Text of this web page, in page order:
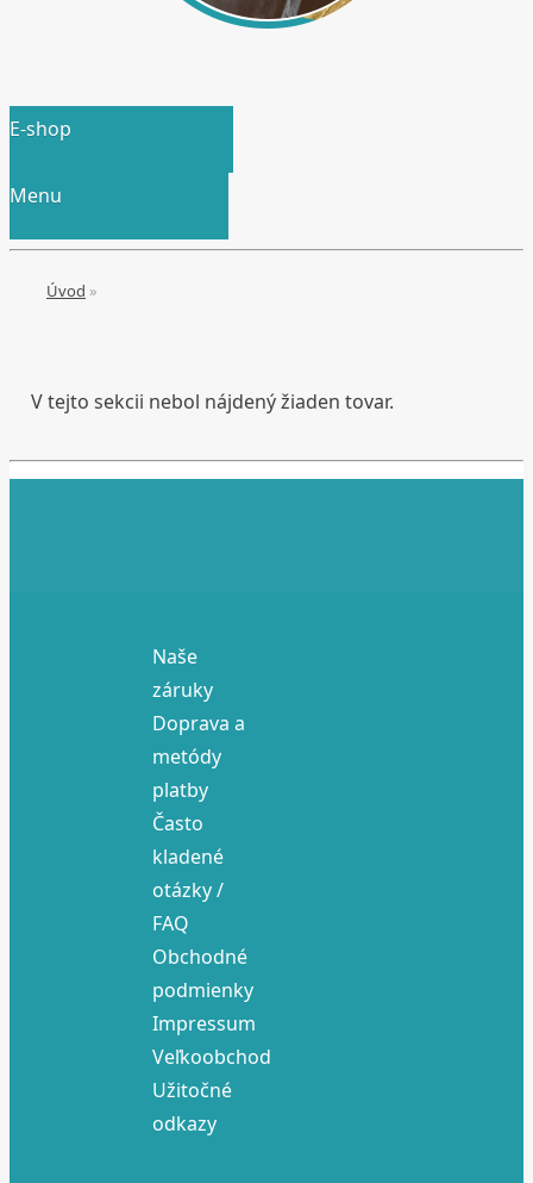
E-shop
Menu
Úvod »
V tejto sekcii nebol nájdený žiaden tovar.
Naše
záruky
Doprava a
metódy
platby
Často
kladené
otázky /
FAQ
Obchodné
podmienky
Impressum
Veľkoobchod
Užitočné
odkazy